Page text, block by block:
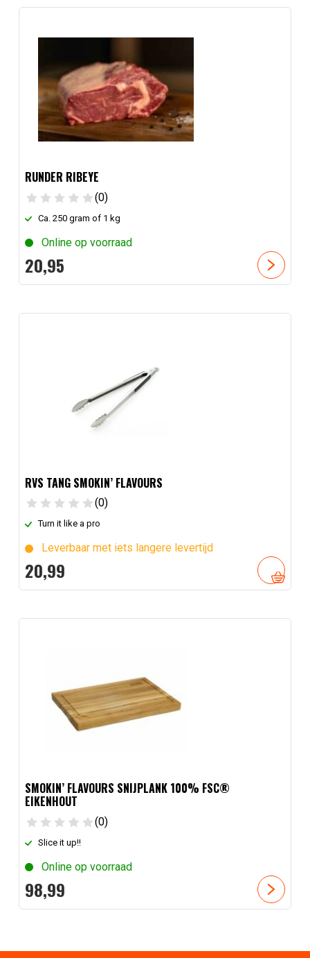
RUNDER RIBEYE
(0)
Ca. 250 gram of 1 kg
Online op voorraad
20,95
RVS TANG SMOKIN’ FLAVOURS
(0)
Turn it like a pro
Leverbaar met iets langere levertijd
20,99
SMOKIN’ FLAVOURS SNIJPLANK 100% FSC®
EIKENHOUT
(0)
Slice it up!!
Online op voorraad
98,99